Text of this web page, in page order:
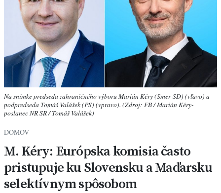
Na snímke predseda zahraničného výboru Marián Kéry (Smer-SD) (vľavo) a
podpredseda Tomáš Valášek (PS) (vpravo). (Zdroj: FB / Marián Kéry-
poslanec NR SR / Tomáš Valášek)
DOMOV
M. Kéry: Európska komisia často
pristupuje ku Slovensku a Maďarsku
selektívnym spôsobom